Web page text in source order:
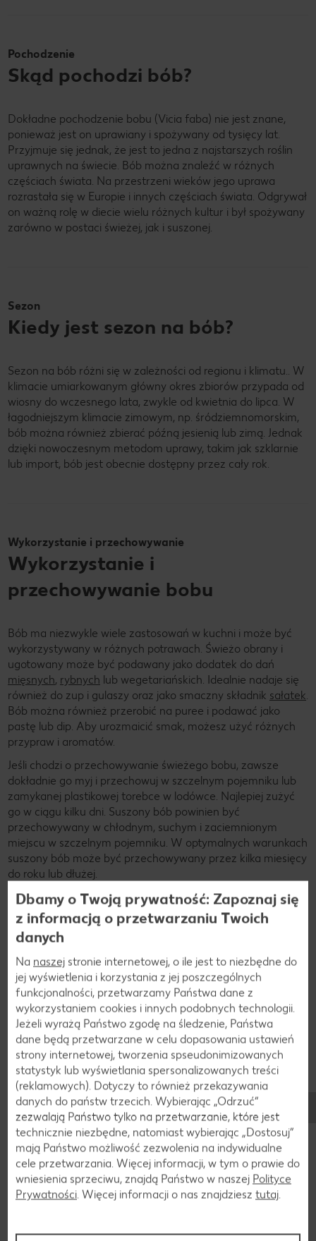
Pochodzenie
Skąd pochodzi bób?
Dokładne pochodzenie bobu (Vicia faba) nie jest znane,
ponieważ jest on uprawiany i spożywany od tysięcy lat.
Przyjmuje się jednak, że jest to jedna z najstarszych roślin
uprawnych na świecie. Bób można znaleźć w różnych
częściach świata. Na przestrzeni wieków jego uprawa
rozrastała się w Europie i innych częściach świata. Odgrywał
on ważną rolę w diecie wielu różnych kultur i był spożywany
zarówno w postaci świeżej, jak i suszonej.
Sezon
Kiedy jest sezon na bób?
Sezon na bób różni się w zależności od regionu i klimatu.. W
klimacie umiarkowanym główny okres zbiorów przypada od
wiosny do wczesnego lata, zwykle od kwietnia do lipca. W
łagodniejszym klimacie zimowym, np. śródziemnomorskim,
bób można również zbierać późną jesienią lub zimą. Jednak
dzięki nowoczesnym metodom uprawy, takim jak szklarnie
lub import, bób jest obecnie dostępny przez cały rok.
Wykorzystanie i przechowywanie
Wykorzystanie i
przechowywanie bobu
Bób ma niezwykle wiele zastosowań w kuchni i może być
wykorzystywany w różnych potrawach. Świeżo obrany i
ugotowany może być podawany jako dodatek do dań
mięsnych, rybnych lub wegetariańskich. Idealnie nadaje się
również do zup i gulaszy oraz jako smaczny składnik sałatek.
Bób można również przerobić na puree i podawać jako
pastę lub dip. Aby urozmaicić smak, możesz użyć różnych
przypraw i aromatów.
Jeśli chodzi o przechowywanie świeżego bobu, zawsze
dokładnie go myj i przechowuj w szczelnym pojemniku lub
zamykanej plastikowej torebce w lodówce. Najlepiej zużyć
go w ciągu kilku dni. Suszony bób powinien być
przechowywany w chłodnym, suchym i zaciemnionym
miejscu w szczelnym pojemniku. W optymalnych warunkach
suszony bób może być przechowywany przez kilka miesięcy
do roku lub dłużej.
Składniki bobu
Bób jest nie tylko pysznym składnikiem wielu potraw, ale
także oferuje szereg korzyści zdrowotnych ze względu na
swój skład odżywczy. Jest bogaty w błonnik, który może
obniżać poziom cholesterolu i utrzymywać stabilny poziom
cukru we krwi. Ponadto bób jest cennym źródłem białka
roślinnego, co czyni go bogatą w składniki odżywcze opcją
dla wegetarian i wegan. Zawiera również wiele witamin i
minerałów, takich jak witamina K, kwas foliowy, witamina B6,
witamina C, żelazo, magnez, potas i cynk. Wpływają one
korzystnie na zdrowie kości, krwi, skóry i wiele innych funkcji
organizmu.
Dbamy o Twoją prywatność: Zapoznaj się
z informacją o przetwarzaniu Twoich
danych
Na naszej stronie internetowej, o ile jest to niezbędne do
jej wyświetlenia i korzystania z jej poszczególnych
funkcjonalności, przetwarzamy Państwa dane z
wykorzystaniem cookies i innych podobnych technologii.
Jeżeli wyrażą Państwo zgodę na śledzenie, Państwa
dane będą przetwarzane w celu dopasowania ustawień
strony internetowej, tworzenia spseudonimizowanych
statystyk lub wyświetlania spersonalizowanych treści
(reklamowych). Dotyczy to również przekazywania
danych do państw trzecich. Wybierając „Odrzuć“
zezwalają Państwo tylko na przetwarzanie, które jest
technicznie niezbędne, natomiast wybierając „Dostosuj”
mają Państwo możliwość zezwolenia na indywidualne
cele przetwarzania. Więcej informacji, w tym o prawie do
wniesienia sprzeciwu, znajdą Państwo w naszej Polityce
Prywatności. Więcej informacji o nas znajdziesz tutaj.